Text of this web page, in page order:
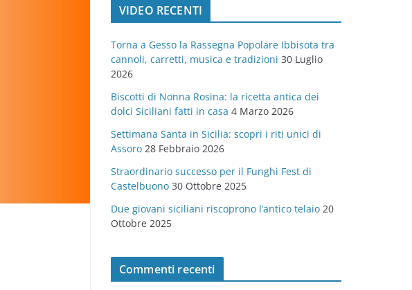
o
r
e
VIDEO RECENTI
Torna a Gesso la Rassegna Popolare Ibbisota tra
cannoli, carretti, musica e tradizioni 30 Luglio
2026
Biscotti di Nonna Rosina: la ricetta antica dei
dolci Siciliani fatti in casa 4 Marzo 2026
Settimana Santa in Sicilia: scopri i riti unici di
Assoro 28 Febbraio 2026
Straordinario successo per il Funghi Fest di
Castelbuono 30 Ottobre 2025
Due giovani siciliani riscoprono l’antico telaio 20
Ottobre 2025
Commenti recenti